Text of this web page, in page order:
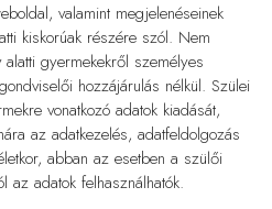
valamint megjelenéseinek
kiskorúak részére szól. Nem
gyermekekről személyes
hozzájárulás nélkül. Szülei
vonatkozó adatok kiadását,
az adatkezelés, adatfeldolgozás
abban az esetben a szülői
az adatok felhasználhatók.